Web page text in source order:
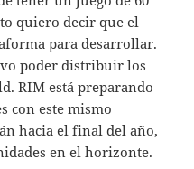
quiero decir que el
para desarrollar.
poder distribuir los
RIM está preparando
con este mismo
hacia el final del año,
en el horizonte.